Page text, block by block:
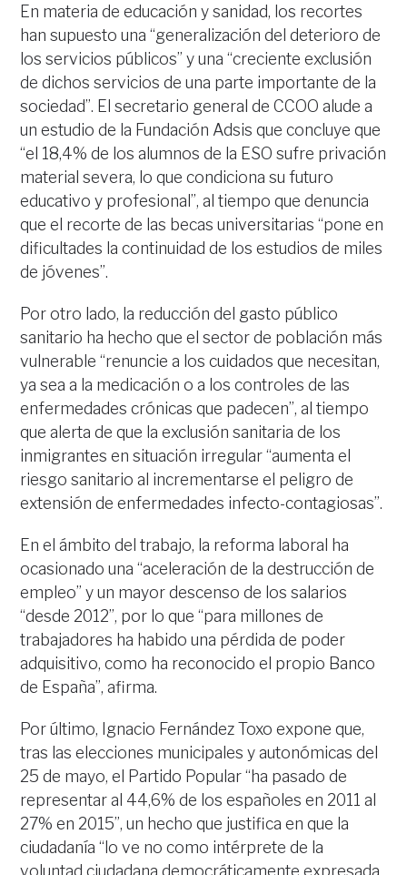
En materia de educación y sanidad, los recortes
han supuesto una “generalización del deterioro de
los servicios públicos” y una “creciente exclusión
de dichos servicios de una parte importante de la
sociedad”. El secretario general de CCOO alude a
un estudio de la Fundación Adsis que concluye que
“el 18,4% de los alumnos de la ESO sufre privación
material severa, lo que condiciona su futuro
educativo y profesional”, al tiempo que denuncia
que el recorte de las becas universitarias “pone en
dificultades la continuidad de los estudios de miles
de jóvenes”.
Por otro lado, la reducción del gasto público
sanitario ha hecho que el sector de población más
vulnerable “renuncie a los cuidados que necesitan,
ya sea a la medicación o a los controles de las
enfermedades crónicas que padecen”, al tiempo
que alerta de que la exclusión sanitaria de los
inmigrantes en situación irregular “aumenta el
riesgo sanitario al incrementarse el peligro de
extensión de enfermedades infecto-contagiosas”.
En el ámbito del trabajo, la reforma laboral ha
ocasionado una “aceleración de la destrucción de
empleo” y un mayor descenso de los salarios
“desde 2012”, por lo que “para millones de
trabajadores ha habido una pérdida de poder
adquisitivo, como ha reconocido el propio Banco
de España”, afirma.
Por último, Ignacio Fernández Toxo expone que,
tras las elecciones municipales y autonómicas del
25 de mayo, el Partido Popular “ha pasado de
representar al 44,6% de los españoles en 2011 al
27% en 2015”, un hecho que justifica en que la
ciudadanía “lo ve no como intérprete de la
voluntad ciudadana democráticamente expresada